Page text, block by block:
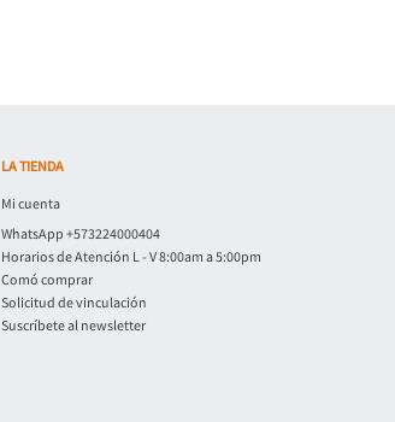
LA TIENDA
Mi cuenta
WhatsApp +573224000404
Horarios de Atención L - V 8:00am a 5:00pm
Comó comprar
Solicitud de vinculación
Suscríbete al newsletter